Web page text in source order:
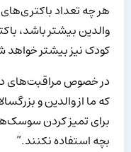
هر چه تعداد
والدین بیشتر باشد،
کودک نیز بیشتر خواهد
در خصوص مراقبت‌های
که ما از والدین و
برای تمیز کردن
بچه استفاده نکنند.”